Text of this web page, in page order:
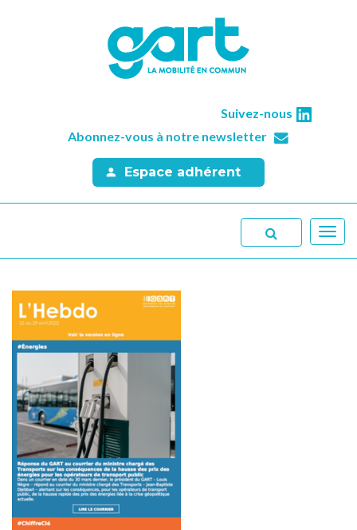
Suivez-nous
Abonnez-vous à notre newsletter
Espace adhérent